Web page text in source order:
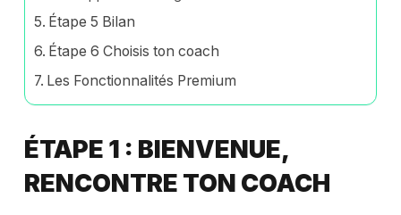
Étape 5 Bilan
Étape 6 Choisis ton coach
Les Fonctionnalités Premium
ÉTAPE 1 : BIENVENUE,
RENCONTRE TON COACH